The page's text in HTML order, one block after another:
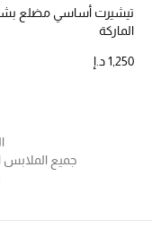
تيشيرت أساسي مضلع
الماركة
1,250 د.إ
جميع الملابس